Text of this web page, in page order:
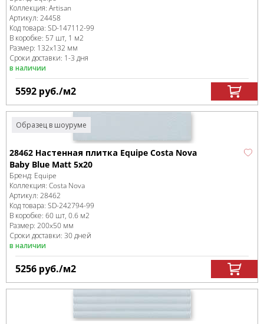
Коллекция: Artisan
Артикул: 24458
Код товара: SD-147112-99
В коробке: 57 шт, 1 м2
Размер: 132x132 мм
Сроки доставки: 1-3 дня
в наличии
5592 руб./м2
Образец в шоуруме
28462 Настенная плитка Equipe Costa Nova
Baby Blue Matt 5x20
Бренд: Equipe
Коллекция: Costa Nova
Артикул: 28462
Код товара: SD-242794-99
В коробке: 60 шт, 0.6 м2
Размер: 200x50 мм
Сроки доставки: 30 дней
в наличии
5256 руб./м2